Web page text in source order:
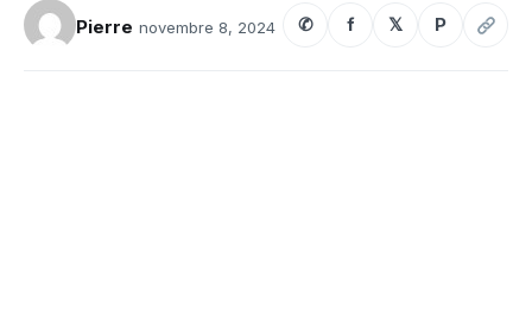
Pierre novembre 8, 2024 ✆ f 𝕏 P